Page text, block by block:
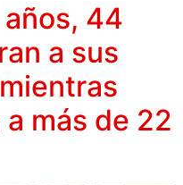
44
a sus
más de 22